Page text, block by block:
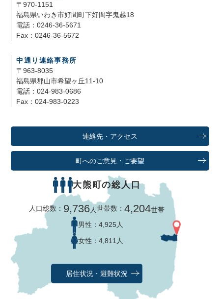
〒970-1151
福島県いわき市好間町下好間字鬼越18
電話：0246-36-5671
Fax：0246-36-5672
中通り連絡事務所
〒963-8035
福島県郡山市希望ヶ丘11-10
電話：024-983-0686
Fax：024-983-0223
連絡先・アクセス
町へのご意見・ご要望
大熊町の総人口
人口総数： 9,736人世帯数：4,204世帯
男性： 4,925人
女性： 4,811人
居住状況・避難状況